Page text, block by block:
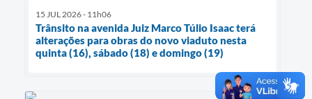
15 JUL 2026 - 11h06
Trânsito na avenida Juiz Marco Túlio Isaac terá
alterações para obras do novo viaduto nesta
quinta (16), sábado (18) e domingo (19)